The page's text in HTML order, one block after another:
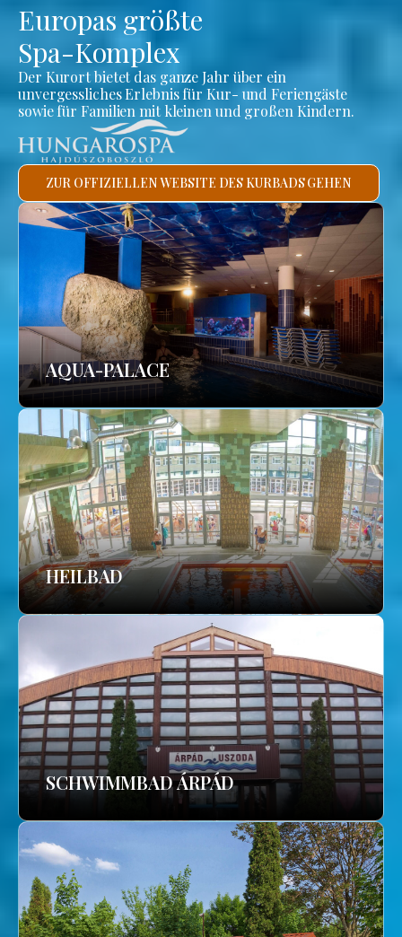
Europas größte
Spa-Komplex
Der Kurort bietet das ganze Jahr über ein
unvergessliches Erlebnis für Kur- und Feriengäste
sowie für Familien mit kleinen und großen Kindern.
ZUR OFFIZIELLEN WEBSITE DES KURBADS GEHEN
AQUA-PALACE
HEILBAD
SCHWIMMBAD ÁRPÁD